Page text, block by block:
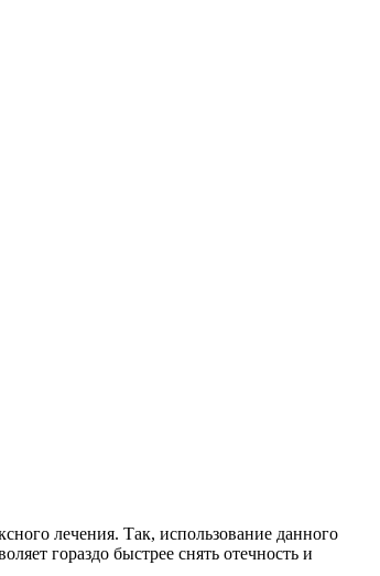
лечения. Так, использование данного
гораздо быстрее снять отечность и